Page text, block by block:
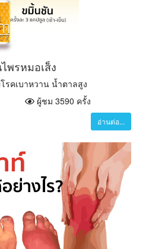
พรหมอเส็ง
รคเบาหวาน น้ำตาลสูง
ผู้ชม 3590 ครั้ง
อ่านต่อ...